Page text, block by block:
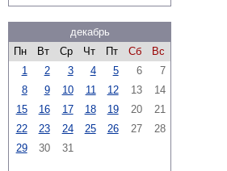
декабрь
Пн
Вт Ср Чт Пт Сб
Вс
1
2 3 4 5 6
7
8
9 10 11 12 13
14
15
16 17 18 19 20
21
22
23 24 25 26 27
28
29
30 31